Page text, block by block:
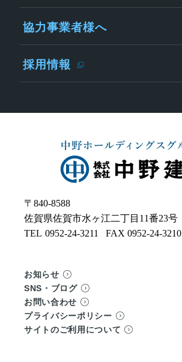
協力事業者様へ
採用情報
〒840-8588
佐賀県佐賀市水ヶ江二丁目11番23号
TEL 0952-24-3211 FAX 0952-24-3210
お知らせ
SNS・ブログ
お問い合わせ
プライバシーポリシー
サイトのご利用について